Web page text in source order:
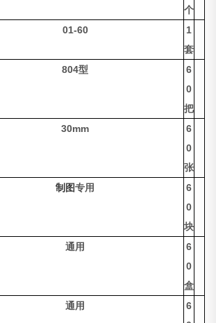
个
01-60
1
套
804型
6
0
把
30mm
6
0
张
制图专用
6
0
块
通用
6
0
盒
通用
6